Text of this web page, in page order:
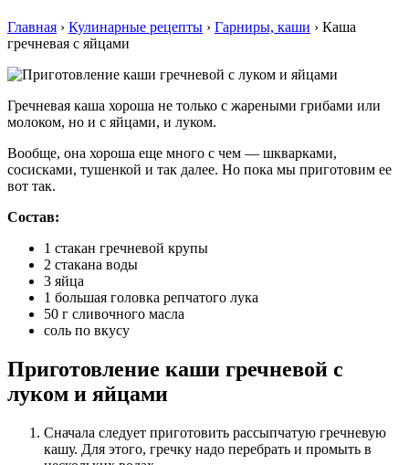
Главная › Кулинарные рецепты › Гарниры, каши › Каша
гречневая с яйцами
Гречневая каша хороша не только с жареными грибами или
молоком, но и с яйцами, и луком.
Вообще, она хороша еще много с чем — шкварками,
сосисками, тушенкой и так далее. Но пока мы приготовим ее
вот так.
Состав:
1 стакан гречневой крупы
2 стакана воды
3 яйца
1 большая головка репчатого лука
50 г сливочного масла
соль по вкусу
Приготовление каши гречневой с
луком и яйцами
Сначала следует приготовить рассыпчатую гречневую
кашу. Для этого, гречку надо перебрать и промыть в